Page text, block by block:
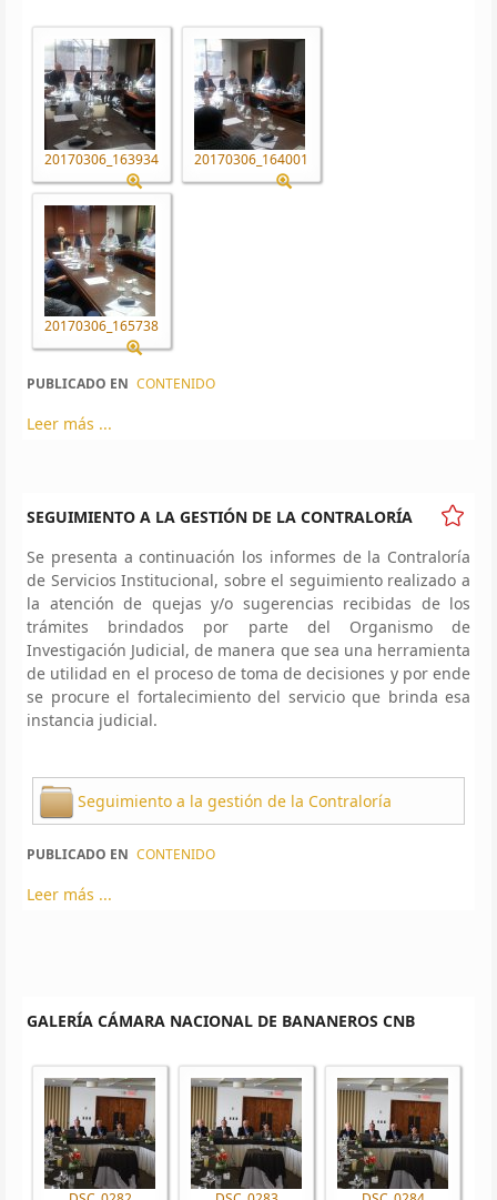
20170306_163934 20170306_164001
20170306_165738
PUBLICADO EN CONTENIDO
Leer más ...
SEGUIMIENTO A LA GESTIÓN DE LA CONTRALORÍA
Se presenta a continuación los informes de la Contraloría
de Servicios Institucional, sobre el seguimiento realizado a
la atención de quejas y/o sugerencias recibidas de los
trámites brindados por parte del Organismo de
Investigación Judicial, de manera que sea una herramienta
de utilidad en el proceso de toma de decisiones y por ende
se procure el fortalecimiento del servicio que brinda esa
instancia judicial.
Seguimiento a la gestión de la Contraloría
PUBLICADO EN CONTENIDO
Leer más ...
GALERÍA CÁMARA NACIONAL DE BANANEROS CNB